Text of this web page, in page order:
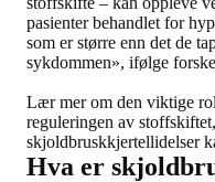
pasienter behandlet for
som er større enn det de
sykdommen», ifølge
Lær mer om den viktige
reguleringen av
skjoldbruskkjertellidelser
Hva er